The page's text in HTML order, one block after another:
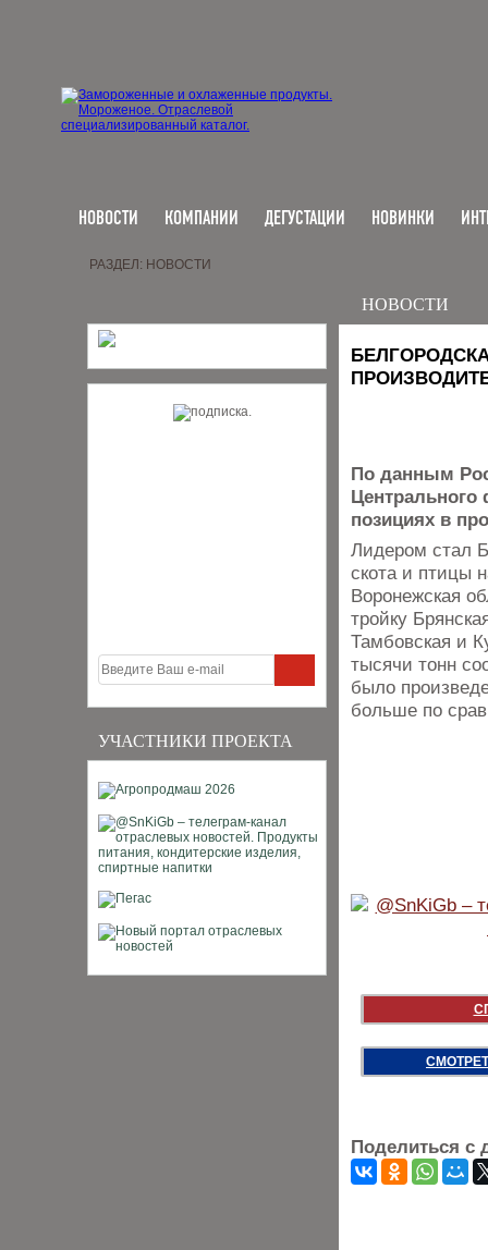
НОВОСТИ КОМПАНИИ ДЕГУСТАЦИИ НОВИНКИ
УЧАСТНИКИ ПРОЕКТА
РАЗДЕЛ: НОВОСТИ
НОВОСТИ
По данным
Центрального
позициях в
Лидером стал
скота и птицы
Воронежская
тройку
Тамбовская и
тысячи тонн
было
больше по
Поделиться с